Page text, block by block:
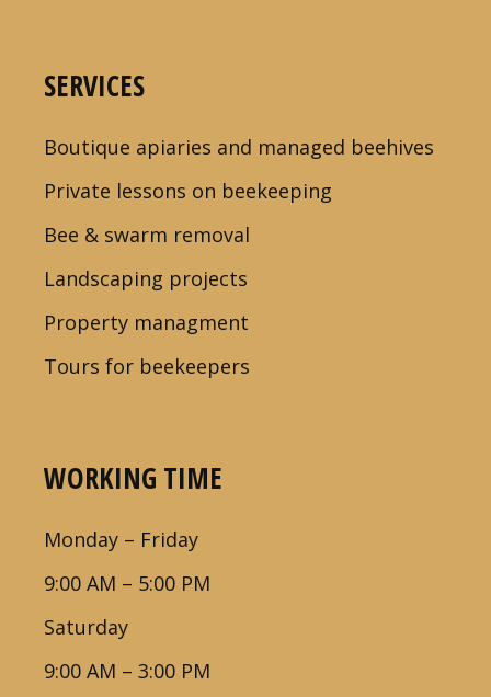
SERVICES
Boutique apiaries and managed beehives
Private lessons on beekeeping
Bee & swarm removal
Landscaping projects
Property managment
Tours for beekeepers
WORKING TIME
Monday – Friday
9:00 AM – 5:00 PM
Saturday
9:00 AM – 3:00 PM